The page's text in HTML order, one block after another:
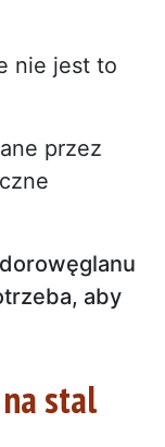
nie jest to
przez
aby
stal